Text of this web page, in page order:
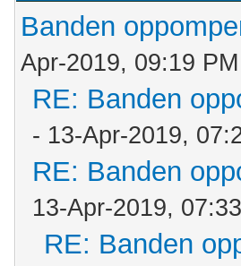
Banden
Apr-2019, 09:19 PM
RE: Banden
- 13-Apr-2019,
RE: Banden
13-Apr-2019,
RE: Banden